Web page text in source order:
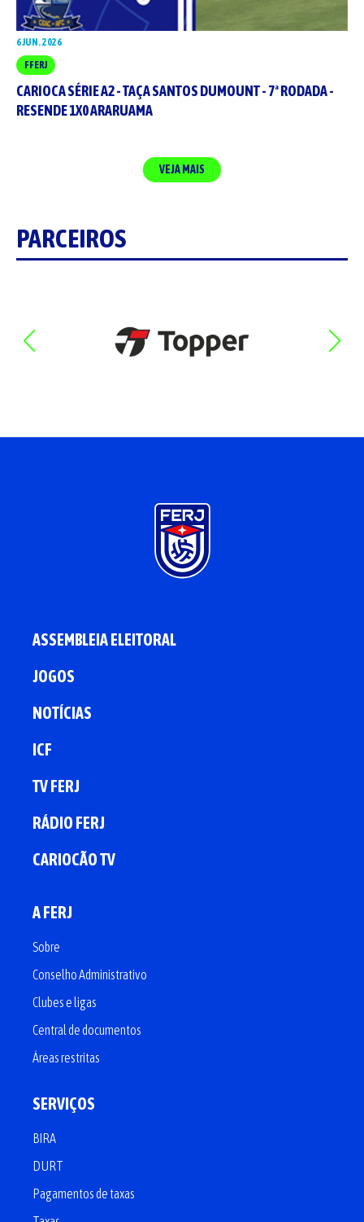
6 JUN. 2026
FFERJ
CARIOCA SÉRIE A2 - TAÇA SANTOS DUMOUNT - 7ª RODADA -
RESENDE 1X0 ARARUAMA
VEJA MAIS
PARCEIROS
ASSEMBLEIA ELEITORAL
JOGOS
NOTÍCIAS
ICF
TV FERJ
RÁDIO FERJ
CARIOCÃO TV
A FERJ
Sobre
Conselho Administrativo
Clubes e ligas
Central de documentos
Áreas restritas
SERVIÇOS
BIRA
DURT
Pagamentos de taxas